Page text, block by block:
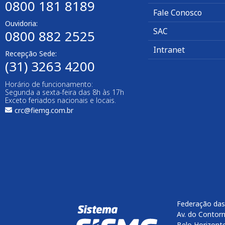
0800 181 8189
Ouvidoria:
0800 882 2525​
Recepção Sede:
(31) 3263 4200
Horário de funcionamento:
Segunda a sexta-feira das 8h às 17h
Exceto feriados nacionais e locais.
crc@fiemg.com.br
Fale Conosco
SAC
Intranet
Federação
Av. do